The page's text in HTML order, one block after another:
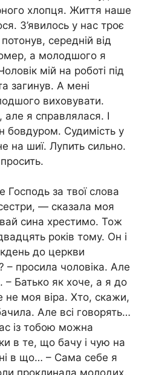
хлопця. Життя наше
З’явилось у нас троє
середній від
а молодшого я
мій на роботі під
загинув. А мені
виховувати.
але я справлялася. І
бовдуром. Судимість у
на шиї. Лупить сильно.
за твої слова
— сказала моя
сина хрестимо. Тож
років тому. Он і
до церкви
– просила чоловіка. Але
– Батько як хоче, а я до
не моя віра. Хто, скажи,
Але всі говорять…
із тобою можна
в те, що бачу і чую на
ні в що… – Сама себе я